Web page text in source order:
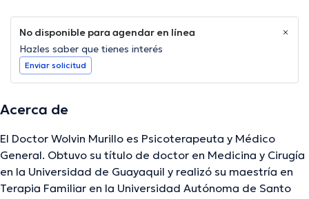
No disponible para agendar en línea
Hazles saber que tienes interés
Enviar solicitud
Acerca de
El Doctor Wolvin Murillo es Psicoterapeuta y Médico
General. Obtuvo su título de doctor en Medicina y Cirugía
en la Universidad de Guayaquil y realizó su maestría en
Terapia Familiar en la Universidad Autónoma de Santo